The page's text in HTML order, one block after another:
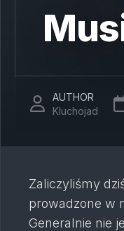
AUTHOR
Kluchojad
Zaliczyliśmy
prowadzone w
Generalnie nie